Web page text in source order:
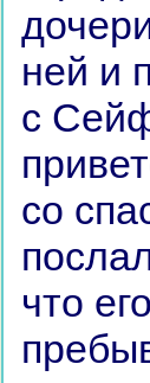
ней и
с
со
что